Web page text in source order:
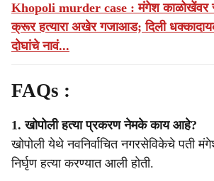
Khopoli murder case : मंगेश काळोखेंवर
क्रूर हत्यारा अखेर गजाआड; दिली
दोघांचे नावं...
FAQs :
1. खोपोली हत्या प्रकरण नेमके काय आहे?
खोपोली येथे नवनिर्वाचित नगरसेविकेचे पती
निर्घृण हत्या करण्यात आली होती.